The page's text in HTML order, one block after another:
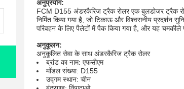
अनुप्रयोग:
FCM D155 अंडरकैरिज ट्रैक रोलर एक बुलडोजर ट्रैक
निर्मित किया गया है, जो टिकाऊ और विश्वसनीय
परिवहन के लिए पैलेटों में पैक किया गया है, और यह
अनुकूलन:
अनुकूलित सेवा के साथ अंडरकैरिज ट्रैक रोलर
ब्रांड का नाम: एफसीएम
मॉडल संख्या: D155
उद्गम स्थान: चीन